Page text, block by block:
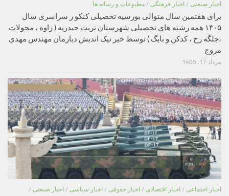
اخبار صنعتی / اخبار فرهنگی / مطبوعات و رسانه ها
برای هفتمین سال متوالی بورسیه تحصیلی کنکو ر سراسری سال
۱۴۰۵ همه رشته های تحصیلی شهرستان تربت حیدریه ( زاوه ، محولات
،جلگه رخ ، کدکن و بایگ ) توسط خیر نیک اندیش دیارمان مهندس مهدی
مروج
مرداد 17, 1405
اخبار اجتماعی / اخبار اقتصادی / اخبار حقوقی / اخبار سیاسی / اخبار صنعتی /